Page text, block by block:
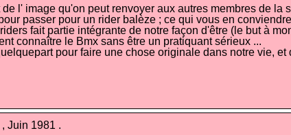
l' image qu'on peut renvoyer aux autres membres de
passer pour un rider balèze ; ce qui vous en
fait partie intégrante de notre façon d'être (le but à
connaître le Bmx sans être un pratiquant sérieux ...
pour faire une chose originale dans notre vie,
, Juin 1981 .